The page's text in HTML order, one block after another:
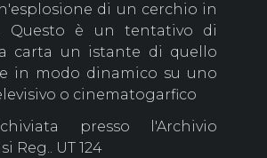
di un cerchio in
Questo è un tentativo di
carta un istante di quello
in modo dinamico su uno
o cinematogarfico
presso l'Archivio
Reg.. UT 124